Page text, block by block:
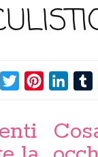
FacebookTwitterPinterest